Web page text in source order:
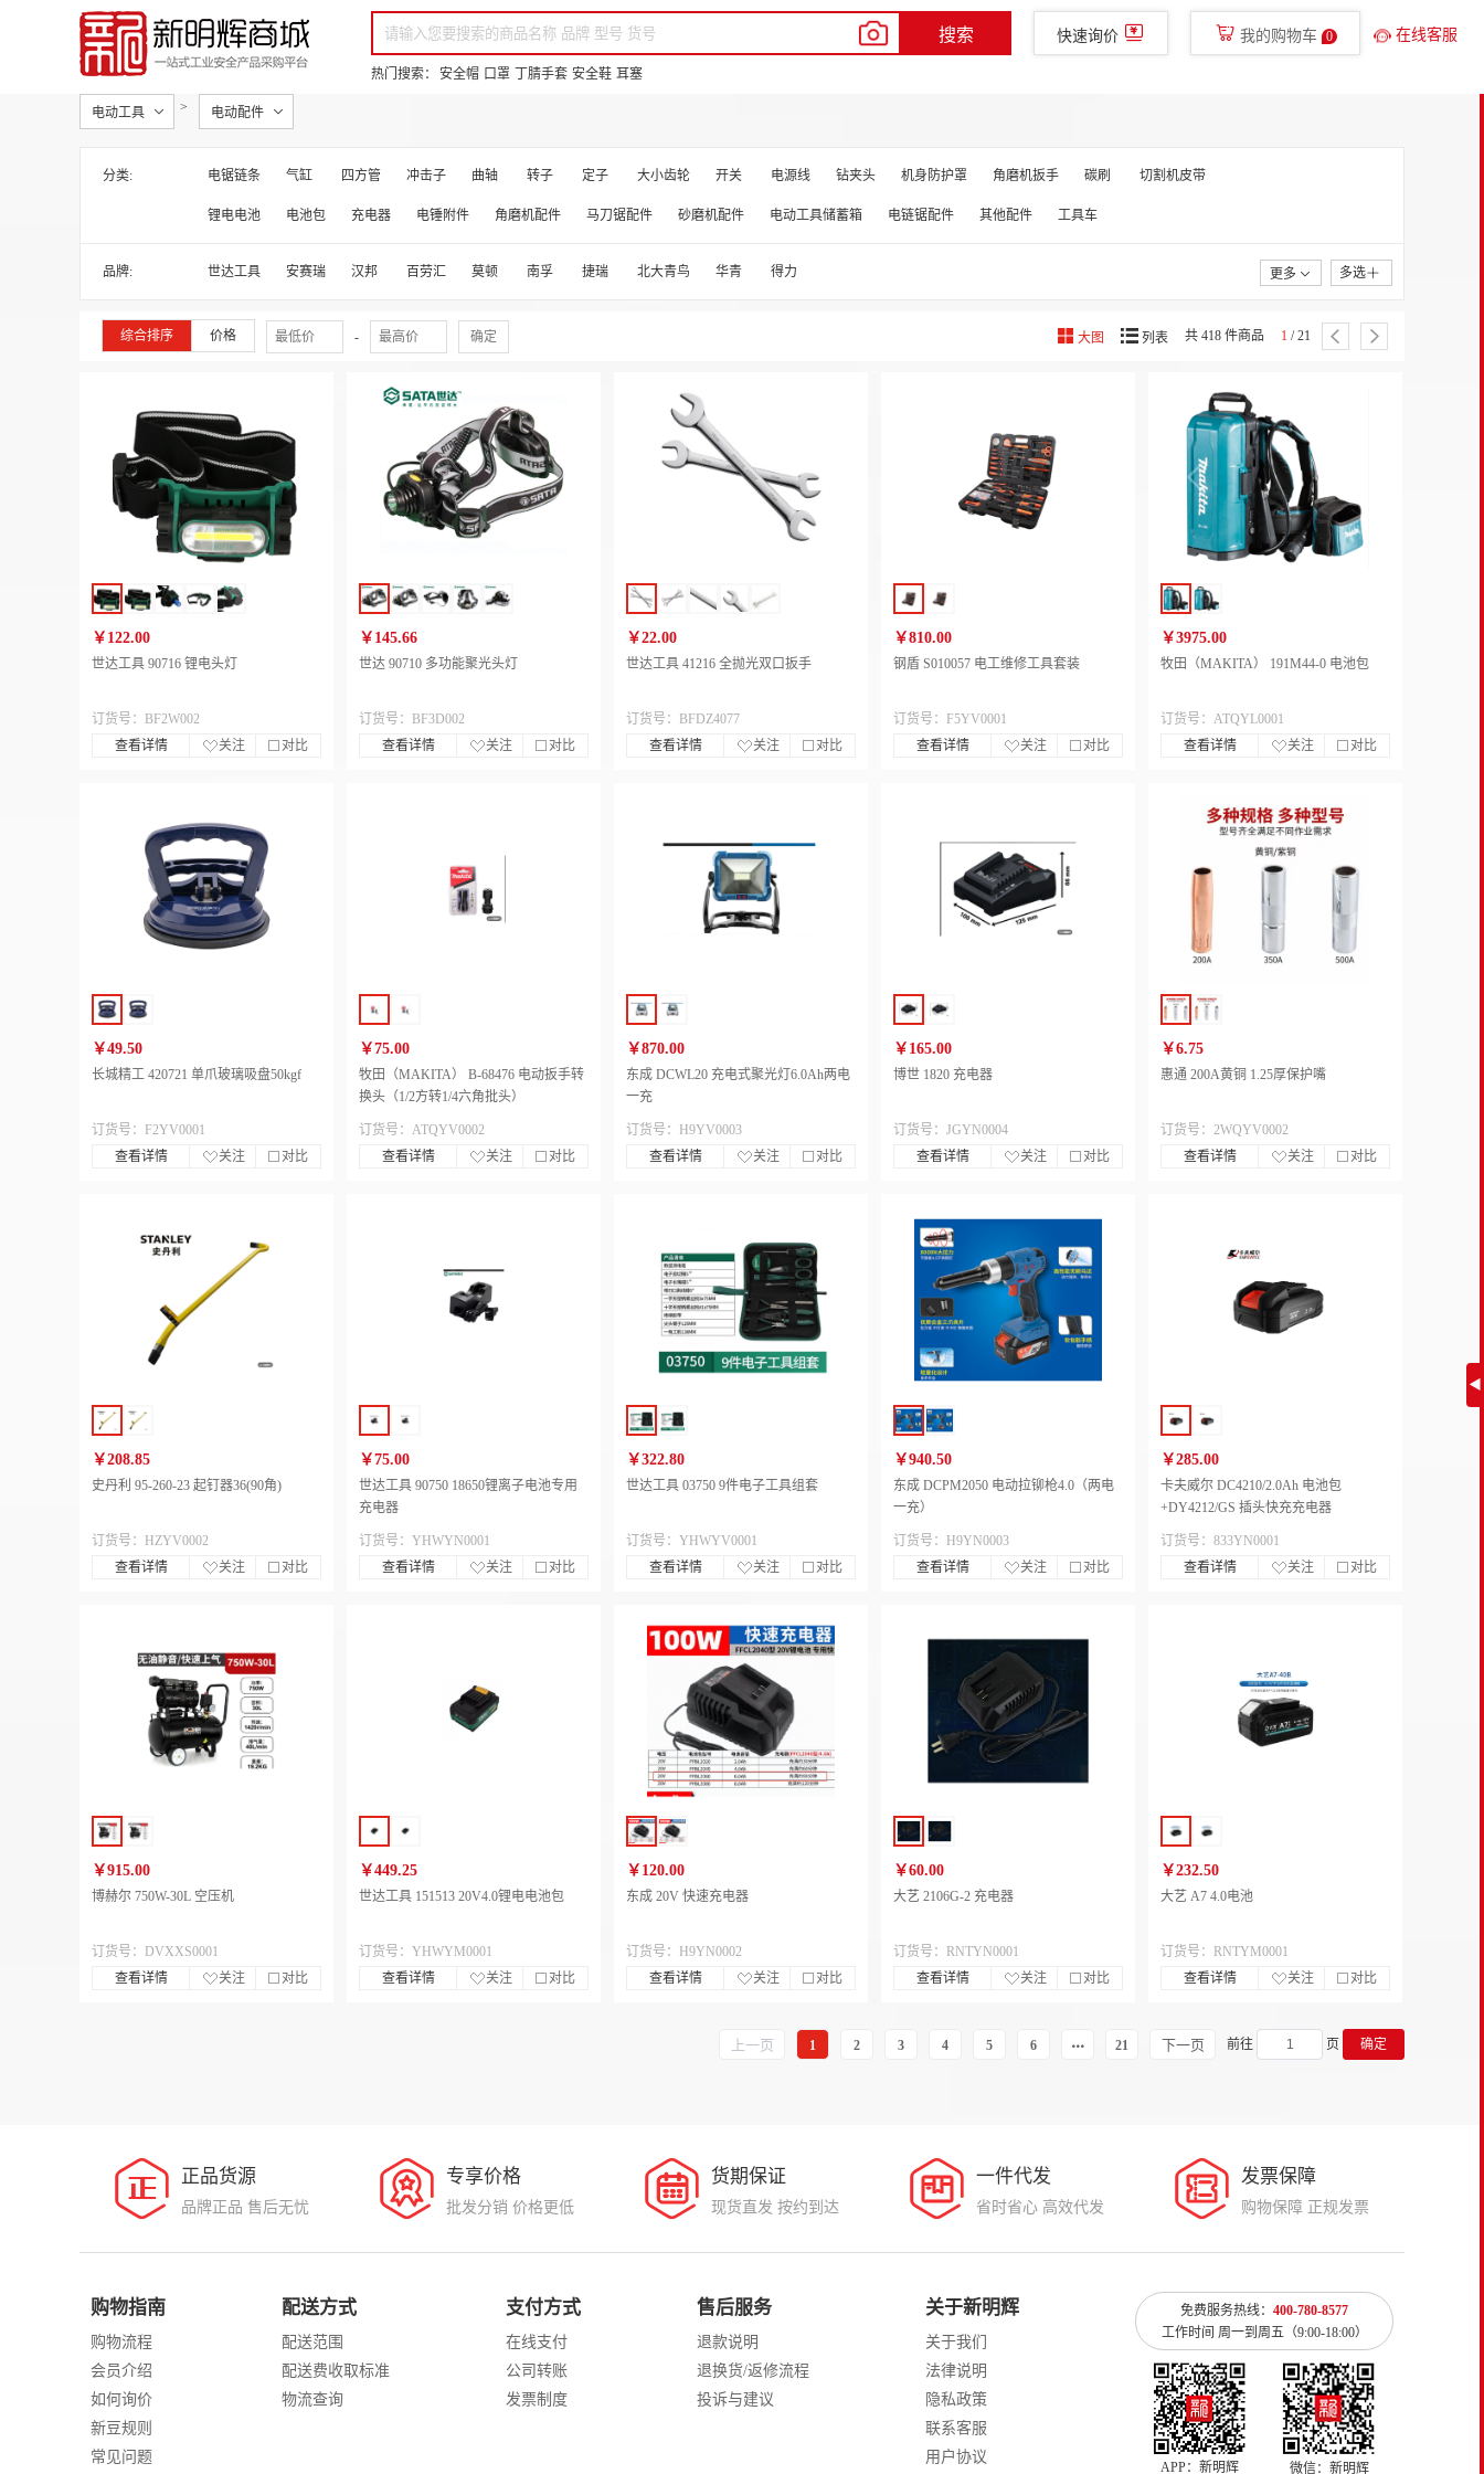
你好，欢迎来到新明辉！ 请登录
免费注册
专属服务 超低折扣价
我的新明辉 客户服务 帮助中心 免费服务热线 400-780-8577
搜索
热门搜索： 安全帽 口罩 丁腈手套 安全鞋 耳塞
快速询价 我的购物车 0 在线客服
全部商品分类 场景采购 品牌中心 供应商合作 新豆商城 金融服务 走进新明辉 直播
◀
电动工具 > 电动配件
分类: 电锯链条 气缸 四方管 冲击子 曲轴 转子 定子 大小齿轮 开关 电源线 钻夹头 机身防护罩 角磨机扳手 碳刷 切割机皮带
锂电电池 电池包 充电器 电锤附件 角磨机配件 马刀锯配件 砂磨机配件 电动工具储蓄箱 电链锯配件 其他配件 工具车
品牌: 世达工具 安赛瑞 汉邦 百劳汇 莫顿 南孚 捷瑞 北大青鸟 华青 得力 更多 多选
综合排序 价格 - 确定 大图 列表 共 418 件商品 1 / 21
￥122.00
世达工具 90716 锂电头灯
订货号：BF2W002
查看详情
关注 对比
￥145.66
世达 90710 多功能聚光头灯
订货号：BF3D002
查看详情
关注 对比
￥22.00
世达工具 41216 全抛光双口扳手
订货号：BFDZ4077
查看详情
关注 对比
￥810.00
钢盾 S010057 电工维修工具套装
订货号：F5YV0001
查看详情
关注 对比
￥3975.00
牧田（MAKITA） 191M44-0 电池包
订货号：ATQYL0001
查看详情
关注 对比
￥49.50
长城精工 420721 单爪玻璃吸盘50kgf
订货号：F2YV0001
查看详情
关注 对比
￥75.00
牧田（MAKITA） B-68476 电动扳手转
换头（1/2方转1/4六角批头）
订货号：ATQYV0002
查看详情
关注 对比
￥870.00
东成 DCWL20 充电式聚光灯6.0Ah两电
一充
订货号：H9YV0003
查看详情
关注 对比
￥165.00
博世 1820 充电器
订货号：JGYN0004
查看详情
关注 对比
￥6.75
惠通 200A黄铜 1.25厚保护嘴
订货号：2WQYV0002
查看详情
关注 对比
￥208.85
史丹利 95-260-23 起钉器36(90角)
订货号：HZYV0002
查看详情
关注 对比
￥75.00
世达工具 90750 18650锂离子电池专用
充电器
订货号：YHWYN0001
查看详情
关注 对比
￥322.80
世达工具 03750 9件电子工具组套
订货号：YHWYV0001
查看详情
关注 对比
￥940.50
东成 DCPM2050 电动拉铆枪4.0（两电
一充）
订货号：H9YN0003
查看详情
关注 对比
￥285.00
卡夫威尔 DC4210/2.0Ah 电池包
+DY4212/GS 插头快充充电器
订货号：833YN0001
查看详情
关注 对比
￥915.00
博赫尔 750W-30L 空压机
订货号：DVXXS0001
查看详情
关注 对比
￥449.25
世达工具 151513 20V4.0锂电电池包
订货号：YHWYM0001
查看详情
关注 对比
￥120.00
东成 20V 快速充电器
订货号：H9YN0002
查看详情
关注 对比
￥60.00
大艺 2106G-2 充电器
订货号：RNTYN0001
查看详情
关注 对比
￥232.50
大艺 A7 4.0电池
订货号：RNTYM0001
查看详情
关注 对比
上一页 1 2 3 4 5 6 21 下一页 前往 页 确定
正品货源
品牌正品 售后无忧
专享价格
批发分销 价格更低
货期保证
现货直发 按约到达
一件代发
省时省心 高效代发
发票保障
购物保障 正规发票
购物指南
购物流程
会员介绍
如何询价
新豆规则
常见问题
配送方式
配送范围
配送费收取标准
物流查询
支付方式
在线支付
公司转账
发票制度
售后服务
退款说明
退换货/返修流程
投诉与建议
关于新明辉
关于我们
法律说明
隐私政策
联系客服
用户协议
免费服务热线： 400-780-8577
工作时间 周一到周五（9:00-18:00）
APP：新明辉 微信：新明辉